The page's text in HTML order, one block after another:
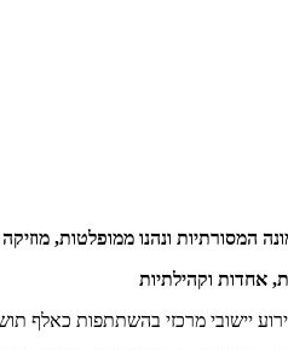
אחדות וקהילתיות
יישובי מרכזי בהשתתפות כאלף